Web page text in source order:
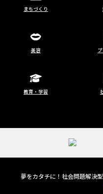
まちづくり
美容
教育・学習
夢をカタチに！社会問題解決